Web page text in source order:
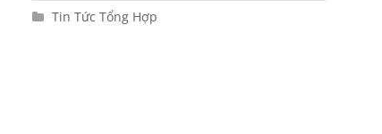
Tin Tức Tổng Hợp